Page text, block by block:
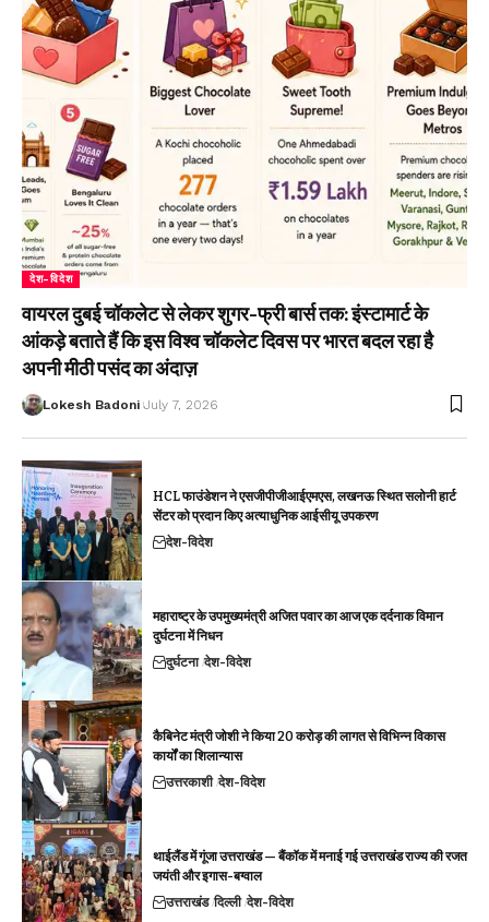
देश-विदेश
वायरल दुबई चॉकलेट से लेकर शुगर-फ्री बार्स तक: इंस्टामार्ट के
आंकड़े बताते हैं कि इस विश्व चॉकलेट दिवस पर भारत बदल रहा है
अपनी मीठी पसंद का अंदाज़
Lokesh Badoni July 7, 2026
HCL फाउंडेशन ने एसजीपीजीआईएमएस, लखनऊ स्थित सलोनी हार्ट
सेंटर को प्रदान किए अत्याधुनिक आईसीयू उपकरण
देश-विदेश
महाराष्ट्र के उपमुख्यमंत्री अजित पवार का आज एक दर्दनाक विमान
दुर्घटना में निधन
दुर्घटना देश-विदेश
कैबिनेट मंत्री जोशी ने किया 20 करोड़ की लागत से विभिन्न विकास
कार्यों का शिलान्यास
उत्तरकाशी देश-विदेश
थाईलैंड में गूंजा उत्तराखंड — बैंकॉक में मनाई गई उत्तराखंड राज्य की रजत
जयंती और इगास-बग्वाल
उत्तराखंड दिल्ली देश-विदेश